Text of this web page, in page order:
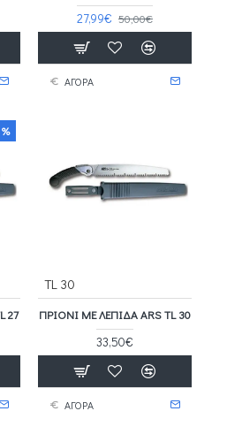
27,99€ 50,00€
ΑΓΟΡΑ
27
TL 30
ΠΡΙΌΝΙ ΜΕ ΛΕΠΊΔΑ ARS TL 30
33,50€
ΑΓΟΡΑ